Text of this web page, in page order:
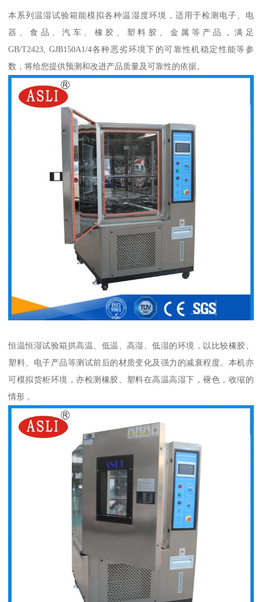
本系列温湿试验箱能模拟各种温湿度环境，适用于检测电子、电
器、食品、汽车、橡胶、塑料胶、金属等产品，满足
GB/T2423, GJB150A1/4各种恶劣环境下的可靠性机稳定性能等参
数，将给您提供预测和改进产品质量及可靠性的依据。
恒温恒湿试验箱拱高温、低温、高湿、低湿的环境，以比较橡胶、
塑料、电子产品等测试前后的材质变化及强力的减衰程度。本机亦
可模拟货柜环境，亦检测橡胶、塑料在高温高湿下，褪色，收缩的
情形 。